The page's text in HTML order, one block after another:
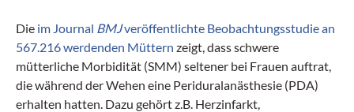
Die im Journal BMJveröffentlichte Beobachtungsstudie an
567.216 werdenden Müttern zeigt, dass schwere
mütterliche Morbidität (SMM) seltener bei Frauen auftrat,
die während der Wehen eine Periduralanästhesie (PDA)
erhalten hatten. Dazu gehört z.B. Herzinfarkt,